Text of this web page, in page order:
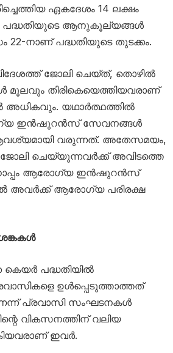
ഏകദേശം 14 ലക്ഷം
പദ്ധതിയുടെ ആനുകൂല്യങ്ങൾ
22-നാണ് പദ്ധതിയുടെ തുടക്കം.
ജോലി ചെയ്ത്, തൊഴിൽ
മൂലവും തിരികെയെത്തിയവരാണ്
അധികവും. യഥാർത്ഥത്തിൽ
ഇൻഷുറൻസ് സേവനങ്ങൾ
വരുന്നത്. അതേസമയം,
ജോലി ചെയ്യുന്നവർക്ക് അവിടത്തെ
ആരോഗ്യ ഇൻഷുറൻസ്
അവർക്ക് ആരോഗ്യ പരിരക്ഷ
പദ്ധതിയിൽ
ഉൾപ്പെടുത്താത്തത്
പ്രവാസി സംഘടനകൾ
വികസനത്തിന് വലിയ
ഇവർ.